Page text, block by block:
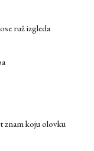
ruž izgleda
znam koju olovku